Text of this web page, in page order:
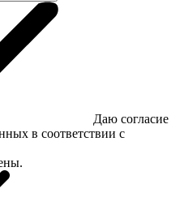
Даю согласие
в соответствии с